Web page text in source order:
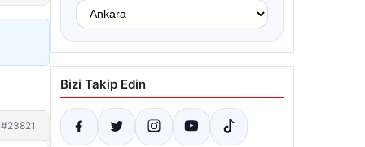
#23821
Bizi Takip Edin